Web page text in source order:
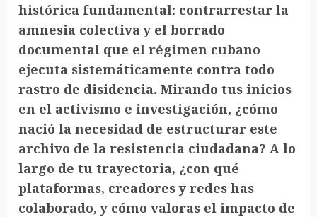
histórica fundamental: contrarrestar la
amnesia colectiva y el borrado
documental que el régimen cubano
ejecuta sistemáticamente contra todo
rastro de disidencia. Mirando tus inicios
en el activismo e investigación, ¿cómo
nació la necesidad de estructurar este
archivo de la resistencia ciudadana? A lo
largo de tu trayectoria, ¿con qué
plataformas, creadores y redes has
colaborado, y cómo valoras el impacto de